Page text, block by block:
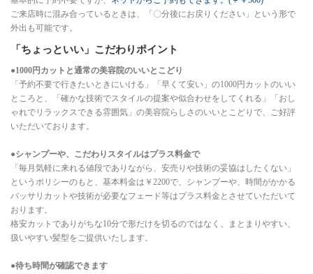
ご来店時に混み合っているときは、「〇分後にお戻りください」という形で
外出も可能です。
「ちょっといい」こだわりポイント
●1000円カットと通常の美容院のいいとこどり
「予約不要で行きたいときにいける」「早くて安い」の1000円カットのいい
ところと、「確かな技術でスタイルの提案や似合わせをしてくれる」「おし
ゃれでリラックスできる雰囲気」の美容院らしさのいいとこどりで、ご好評
いただいております。
●シャンプーや、こだわりスタイルはプラス料金で
「毎月気軽に来れる値段でありながら、安売りや技術の妥協はしたくない」
というポリシーのもと、基本料金は￥2200で、シャンプーや、時間がかかる
バッサリカットや技術が必要なフェード等はプラス料金とさせていただいて
おります。
格安カットでありがちな10分で形だけを切るのではなく、まとまりやすい、
扱いやすい髪型をご提供いたします。
●待ち時間が確認できます